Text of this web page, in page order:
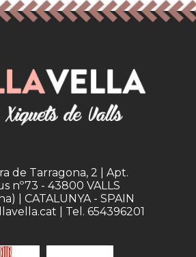
de Tarragona, 2 | Apt.
nº73 - 43800 VALLS
| CATALUNYA - SPAIN
| Tel. 654396201